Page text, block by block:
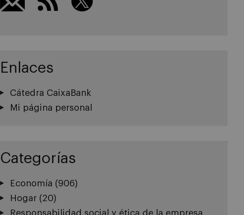
Enlaces
Cátedra CaixaBank
Mi página personal
Categorías
Economía (906)
Hogar(20)
Responsabilidad social y ética de la empresa